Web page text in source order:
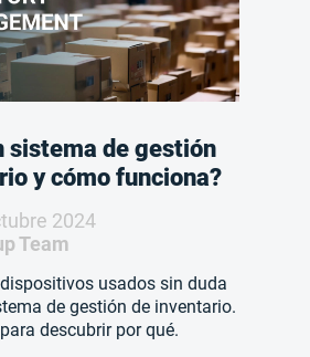
sistema de gestión
y cómo funciona?
2024
Team
usados sin duda
de gestión de inventario.
descubrir por qué.